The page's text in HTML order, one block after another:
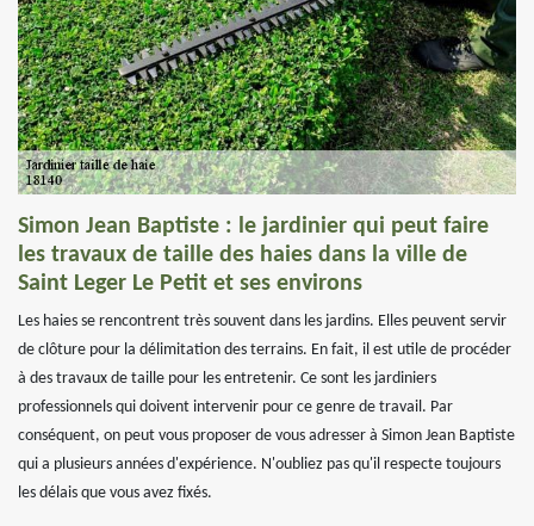
Simon Jean Baptiste : le jardinier qui peut faire
les travaux de taille des haies dans la ville de
Saint Leger Le Petit et ses environs
Les haies se rencontrent très souvent dans les jardins. Elles peuvent servir
de clôture pour la délimitation des terrains. En fait, il est utile de procéder
à des travaux de taille pour les entretenir. Ce sont les jardiniers
professionnels qui doivent intervenir pour ce genre de travail. Par
conséquent, on peut vous proposer de vous adresser à Simon Jean Baptiste
qui a plusieurs années d'expérience. N'oubliez pas qu'il respecte toujours
les délais que vous avez fixés.